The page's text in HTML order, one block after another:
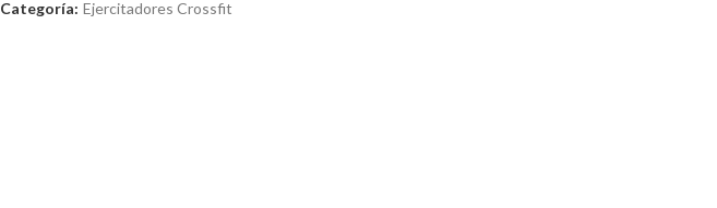
Categoría: Ejercitadores Crossfit